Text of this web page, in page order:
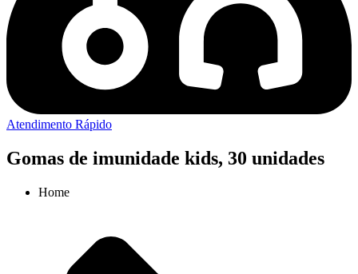
Atendimento Rápido
Gomas de imunidade kids, 30 unidades
Home